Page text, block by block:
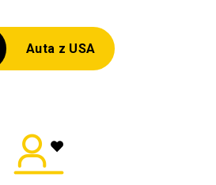
Auta z USA